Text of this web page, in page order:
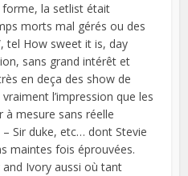
la setlist était
morts mal gérés ou des
tel How sweet it is, day
sans grand intérêt et
en deça des show de
l’impression que les
mesure sans réelle
Sir duke, etc… dont Stevie
maintes fois éprouvées.
Ivory aussi où tant